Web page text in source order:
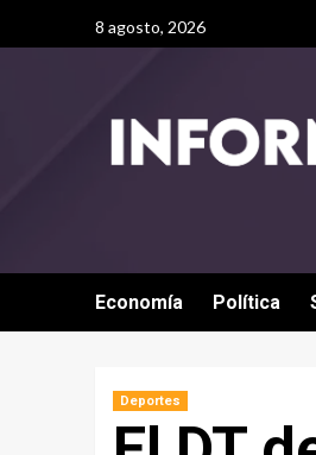
8 agosto, 2026
Economía Política
Deportes